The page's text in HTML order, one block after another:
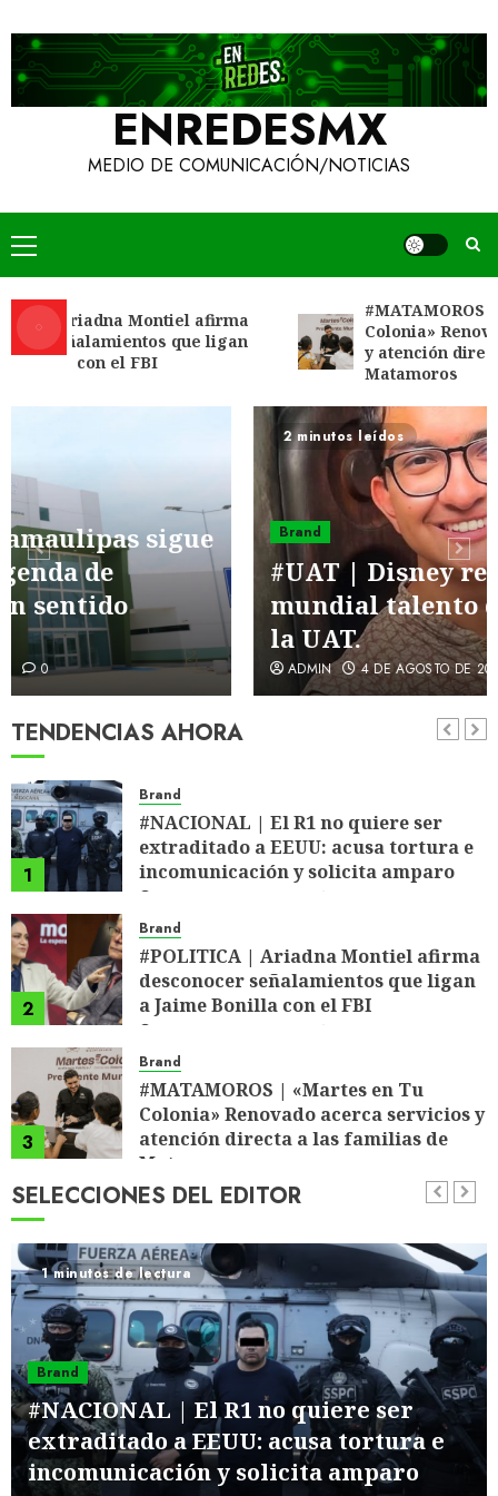
contenido
ENREDESMX
MEDIO DE COMUNICACIÓN/NOTICIAS
Menú
principal
Montiel afirma
que ligan
el FBI
#MATAMOROS |
Colonia» Renovado
y atención directa a las
Matamoros
Brand
#UAT | Disney reconoce a nivel
mundial talento de estudiante de
la UAT.
ADMIN 4 DE AGOSTO DE 2026 0
TENDENCIAS AHORA
5
#UAT | Disney reconoce a nivel
mundial talento de estudiante de la
4 DE AGOSTO DE 2026
6
Brand
#NUEVOLAREDO | Gobierno
Municipal de Nuevo Laredo ofrecerá
certificados médicos escolares
gratuitos durante agosto
3 DE AGOSTO DE 2026 0
7
Brand
#ESPECTÁCULOS | Santa Fe Klan
denuncia presunto abuso policial en
#Guanajuato
1
Brand
#NACIONAL | El R1 no quiere ser
extraditado a EEUU: acusa tortura e
incomunicación y solicita amparo
2
Brand
#POLITICA | Ariadna Montiel afirma
desconocer señalamientos que ligan
a Jaime Bonilla con el FBI
3
Brand
#MATAMOROS | «Martes en Tu
Colonia» Renovado acerca servicios y
atención directa a las familias de
Matamoros
4 DE AGOSTO DE 2026
4
Brand
impulsando una agenda de
infraestructura con sentido
humanista
4 DE AGOSTO DE 2026 0
5
Brand
#UAT | Disney reconoce a nivel
mundial talento de estudiante de la
UAT.
4 DE AGOSTO DE 2026 0
Brand
#NUEVOLAREDO | Gobierno
SELECCIONES DEL EDITOR
1 minutos de lectura
Brand
#NACIONAL | El R1 no quiere ser
extraditado a EEUU: acusa tortura e
incomunicación y solicita amparo